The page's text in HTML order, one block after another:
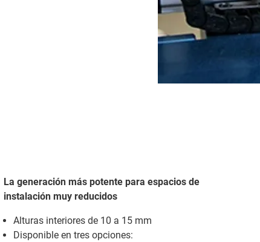
La generación más potente para espacios de
instalación muy reducidos
Alturas interiores de 10 a 15 mm
Disponible en tres opciones: